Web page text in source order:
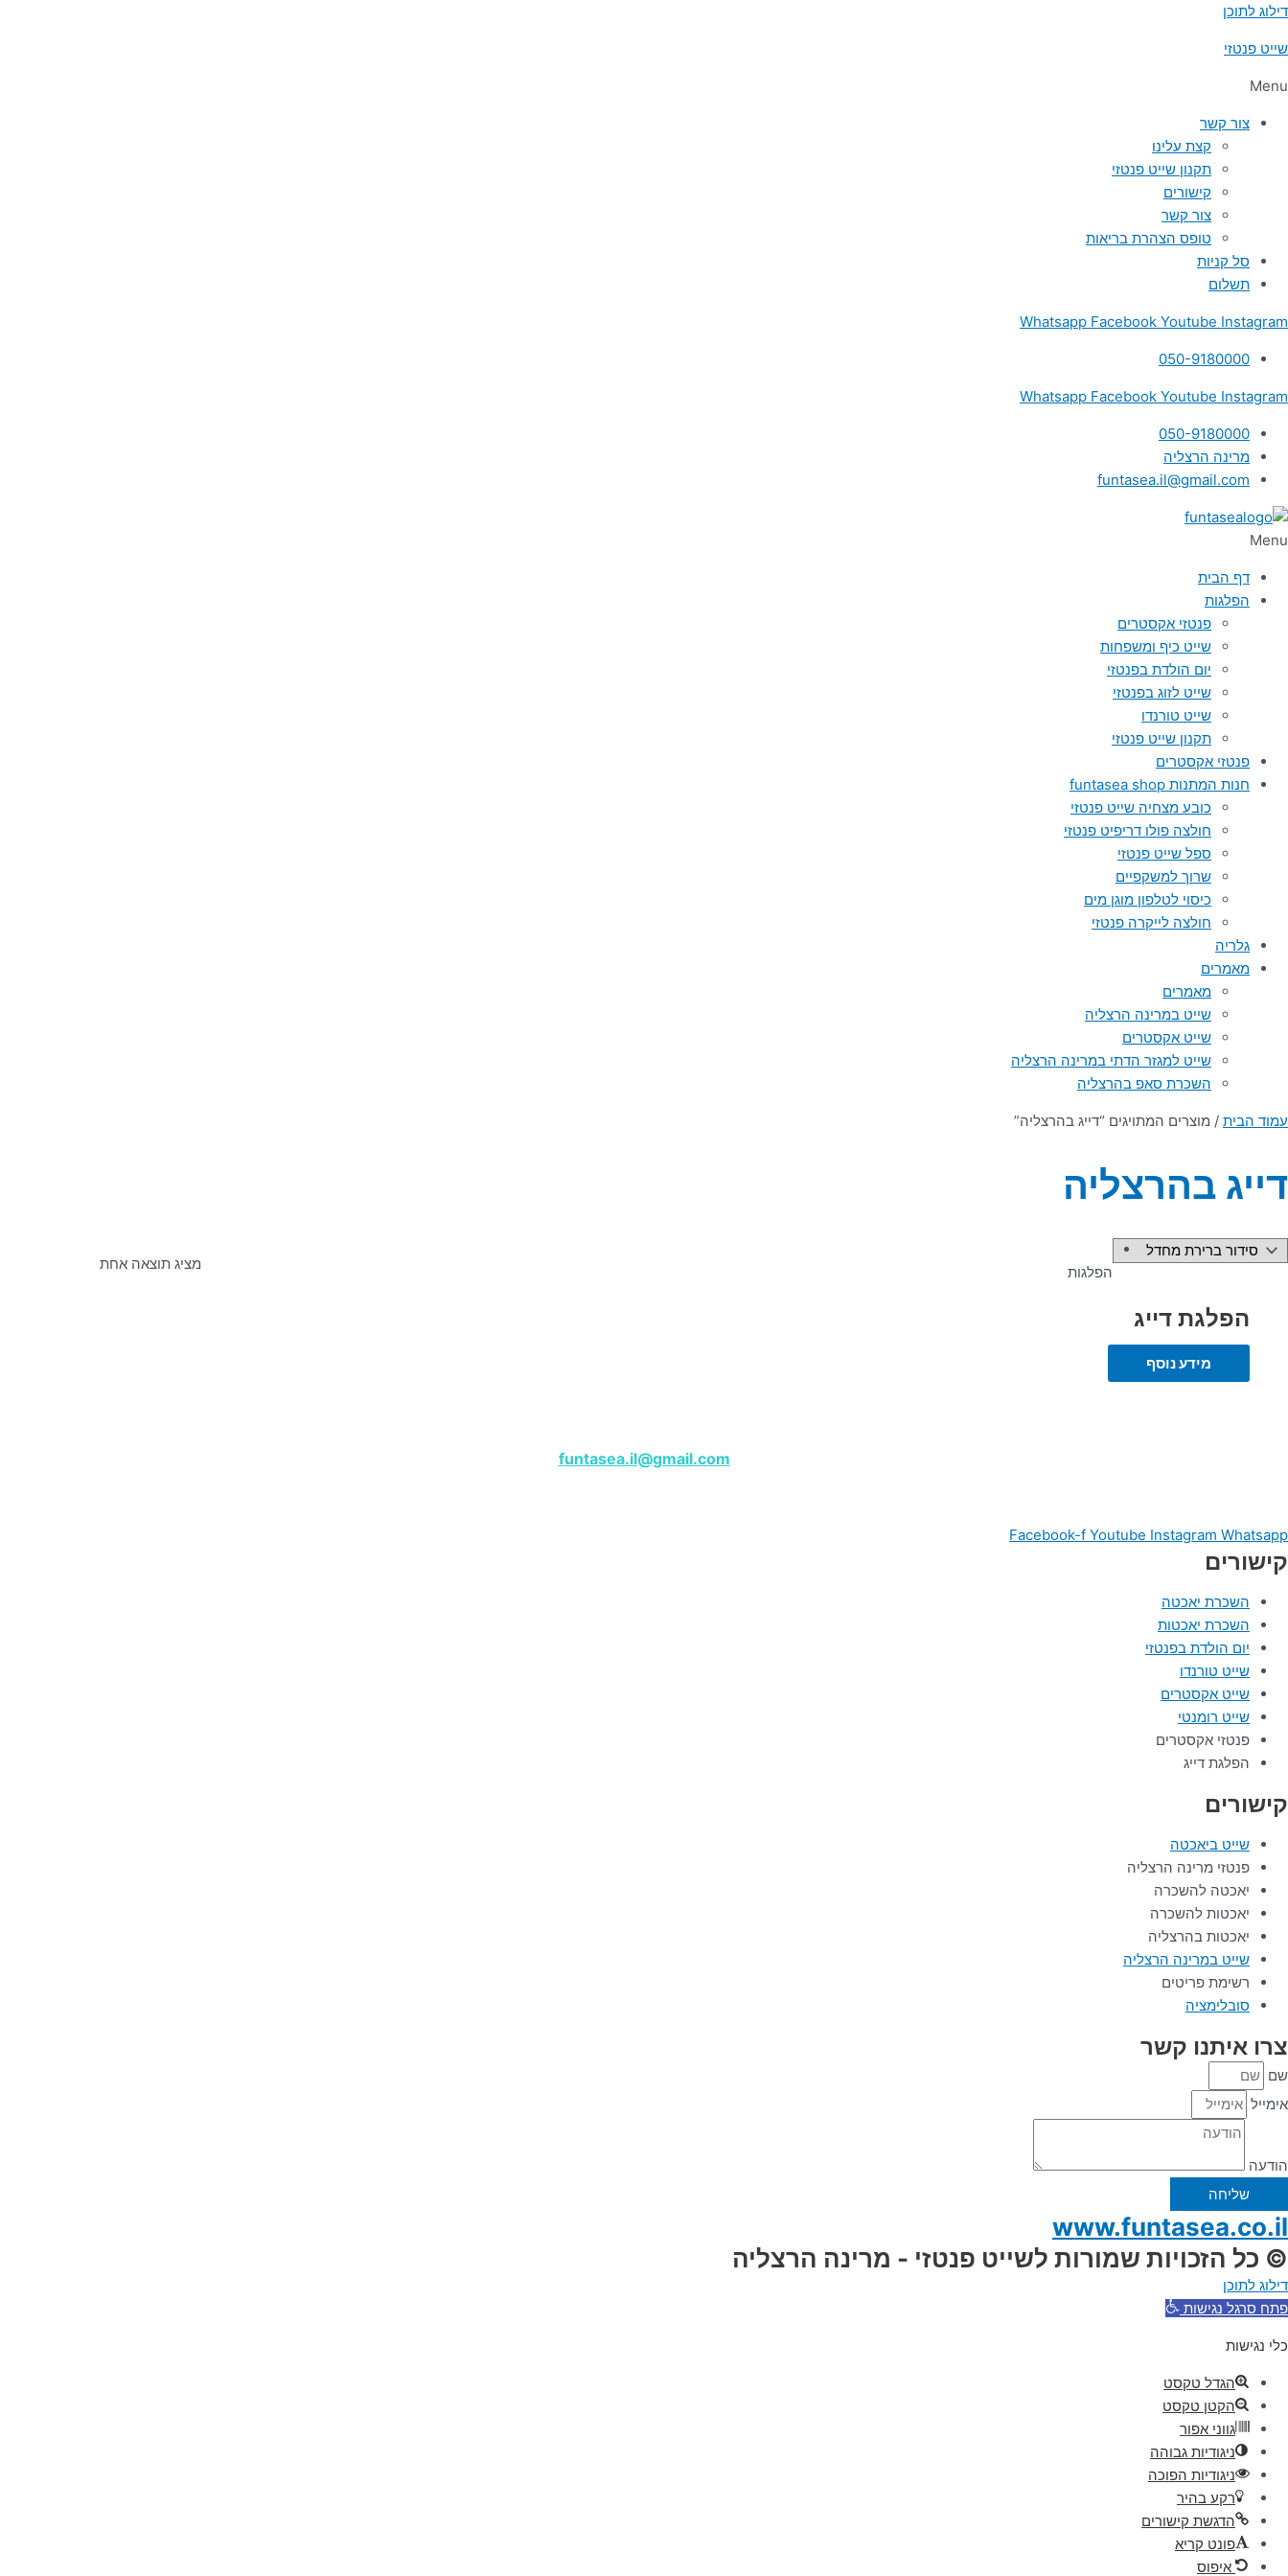
דילוג לתוכן
שייט פנטזי
Menu
צור קשר
קצת עלינו
תקנון שייט פנטזי
קישורים
צור קשר
טופס הצהרת בריאות
סל קניות
תשלום
Whatsapp Facebook Youtube Instagram
050-9180000
Whatsapp Facebook Youtube Instagram
050-9180000
מרינה הרצליה
funtasea.il@gmail.com
Menu
דף הבית
הפלגות
פנטזי אקסטרים
שייט כיף ומשפחות
יום הולדת בפנטזי
שייט לזוג בפנטזי
שייט טורנדו
תקנון שייט פנטזי
פנטזי אקסטרים
חנות המתנות funtasea shop
כובע מצחיה שייט פנטזי
חולצה פולו דריפיט פנטזי
ספל שייט פנטזי
שרוך למשקפיים
כיסוי לטלפון מוגן מים
חולצה לייקרה פנטזי
גלריה
מאמרים
מאמרים
שייט במרינה הרצליה
שייט אקסטרים
שייט למגזר הדתי במרינה הרצליה
השכרת סאפ בהרצליה
עמוד הבית / מוצרים המתויגים “דייג בהרצליה”
דייג בהרצליה
מציג תוצאה אחת הפלגות
הפלגת דייג
מידע נוסף
funtasea.il@gmail.com
Facebook-f Youtube Instagram Whatsapp
קישורים
השכרת יאכטה
השכרת יאכטות
יום הולדת בפנטזי
שייט טורנדו
שייט אקסטרים
שייט רומנטי
פנטזי אקסטרים
הפלגת דייג
קישורים
שייט ביאכטה
פנטזי מרינה הרצליה
יאכטה להשכרה
יאכטות להשכרה
יאכטות בהרצליה
שייט במרינה הרצליה
רשימת פריטים
סובלימציה
צרו איתנו קשר
שם
אימייל
הודעה
שליחה
www.funtasea.co.il
© כל הזכויות שמורות לשייט פנטזי - מרינה הרצליה
דילוג לתוכן
פתח סרגל נגישות
כלי נגישות
הגדל טקסט
הקטן טקסט
גווני אפור
ניגודיות גבוהה
ניגודיות הפוכה
רקע בהיר
הדגשת קישורים
פונט קריא
איפוס